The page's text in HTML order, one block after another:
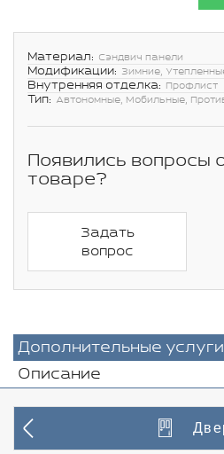
Материал: Сэндвич панели
Модификации: Зимние,
Внутренняя отделка: Профлист
Тип: Автономные, Мобильные,
Появились вопросы
товаре?
Задать
вопрос
Дополнительные услуги
Описание